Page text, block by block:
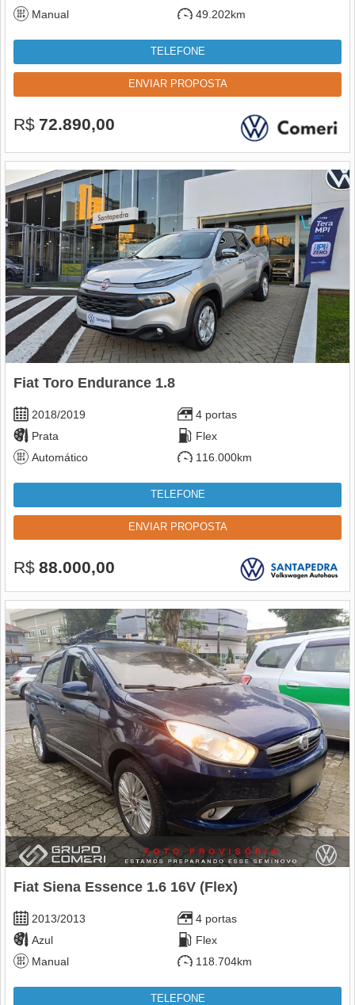
Manual
49.202km
TELEFONE
ENVIAR PROPOSTA
R$ 72.890,00
Fiat Toro Endurance 1.8
2018/2019
4 portas
Prata
Flex
Automático
116.000km
TELEFONE
ENVIAR PROPOSTA
R$ 88.000,00
Fiat Siena Essence 1.6 16V (Flex)
2013/2013
4 portas
Azul
Flex
Manual
118.704km
TELEFONE